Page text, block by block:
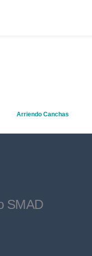
Arriendo Canchas
SMAD